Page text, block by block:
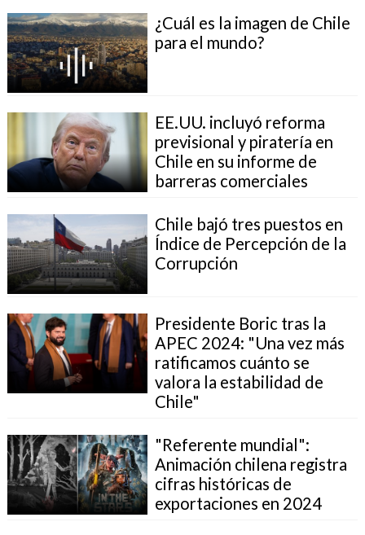
¿Cuál es la imagen de Chile
para el mundo?
EE.UU. incluyó reforma
previsional y piratería en
Chile en su informe de
barreras comerciales
Chile bajó tres puestos en
Índice de Percepción de la
Corrupción
Presidente Boric tras la
APEC 2024: "Una vez más
ratificamos cuánto se
valora la estabilidad de
Chile"
"Referente mundial":
Animación chilena registra
cifras históricas de
exportaciones en 2024